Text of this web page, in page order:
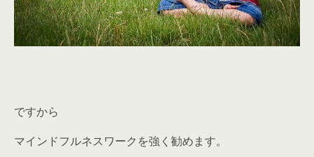
ですから
マインドフルネスワークを強く勧めます。